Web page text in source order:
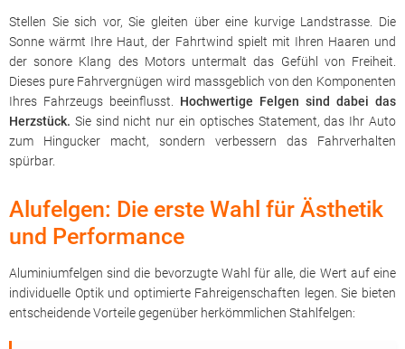
Stellen Sie sich vor, Sie gleiten über eine kurvige Landstrasse. Die
Sonne wärmt Ihre Haut, der Fahrtwind spielt mit Ihren Haaren und
der sonore Klang des Motors untermalt das Gefühl von Freiheit.
Dieses pure Fahrvergnügen wird massgeblich von den Komponenten
Ihres Fahrzeugs beeinflusst. Hochwertige Felgen sind dabei das
Herzstück. Sie sind nicht nur ein optisches Statement, das Ihr Auto
zum Hingucker macht, sondern verbessern das Fahrverhalten
spürbar.
Alufelgen: Die erste Wahl für Ästhetik
und Performance
Aluminiumfelgen sind die bevorzugte Wahl für alle, die Wert auf eine
individuelle Optik und optimierte Fahreigenschaften legen. Sie bieten
entscheidende Vorteile gegenüber herkömmlichen Stahlfelgen: